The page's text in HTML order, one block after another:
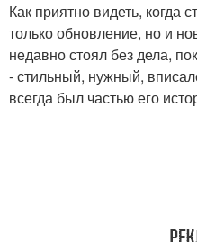
Как приятно видеть, когда
только обновление, но и
недавно стоял без дела,
- стильный, нужный,
всегда был частью его